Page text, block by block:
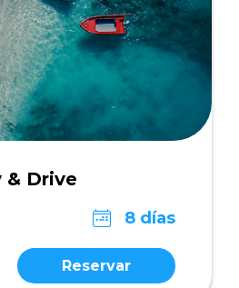
& Drive
8 días
Reservar